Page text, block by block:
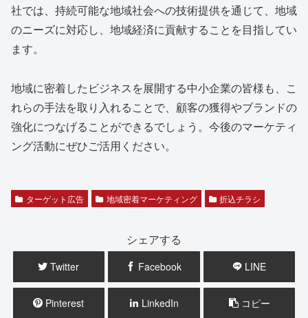
社では、持続可能な地域社会への技術提供を通じて、地域
のニーズに対応し、地域経済に貢献することを目指してい
ます。
地域に密着したビジネスを展開する中小企業の皆様も、こ
れらの手法を取り入れることで、顧客の獲得やブランドの
強化につなげることができるでしょう。今後のマーケティ
ング活動にぜひご活用ください。
ターゲット広告 地域密着マーケティング 折込チラシ
シェアする
Twitter Facebook LINE
Pinterest LinkedIn コピー